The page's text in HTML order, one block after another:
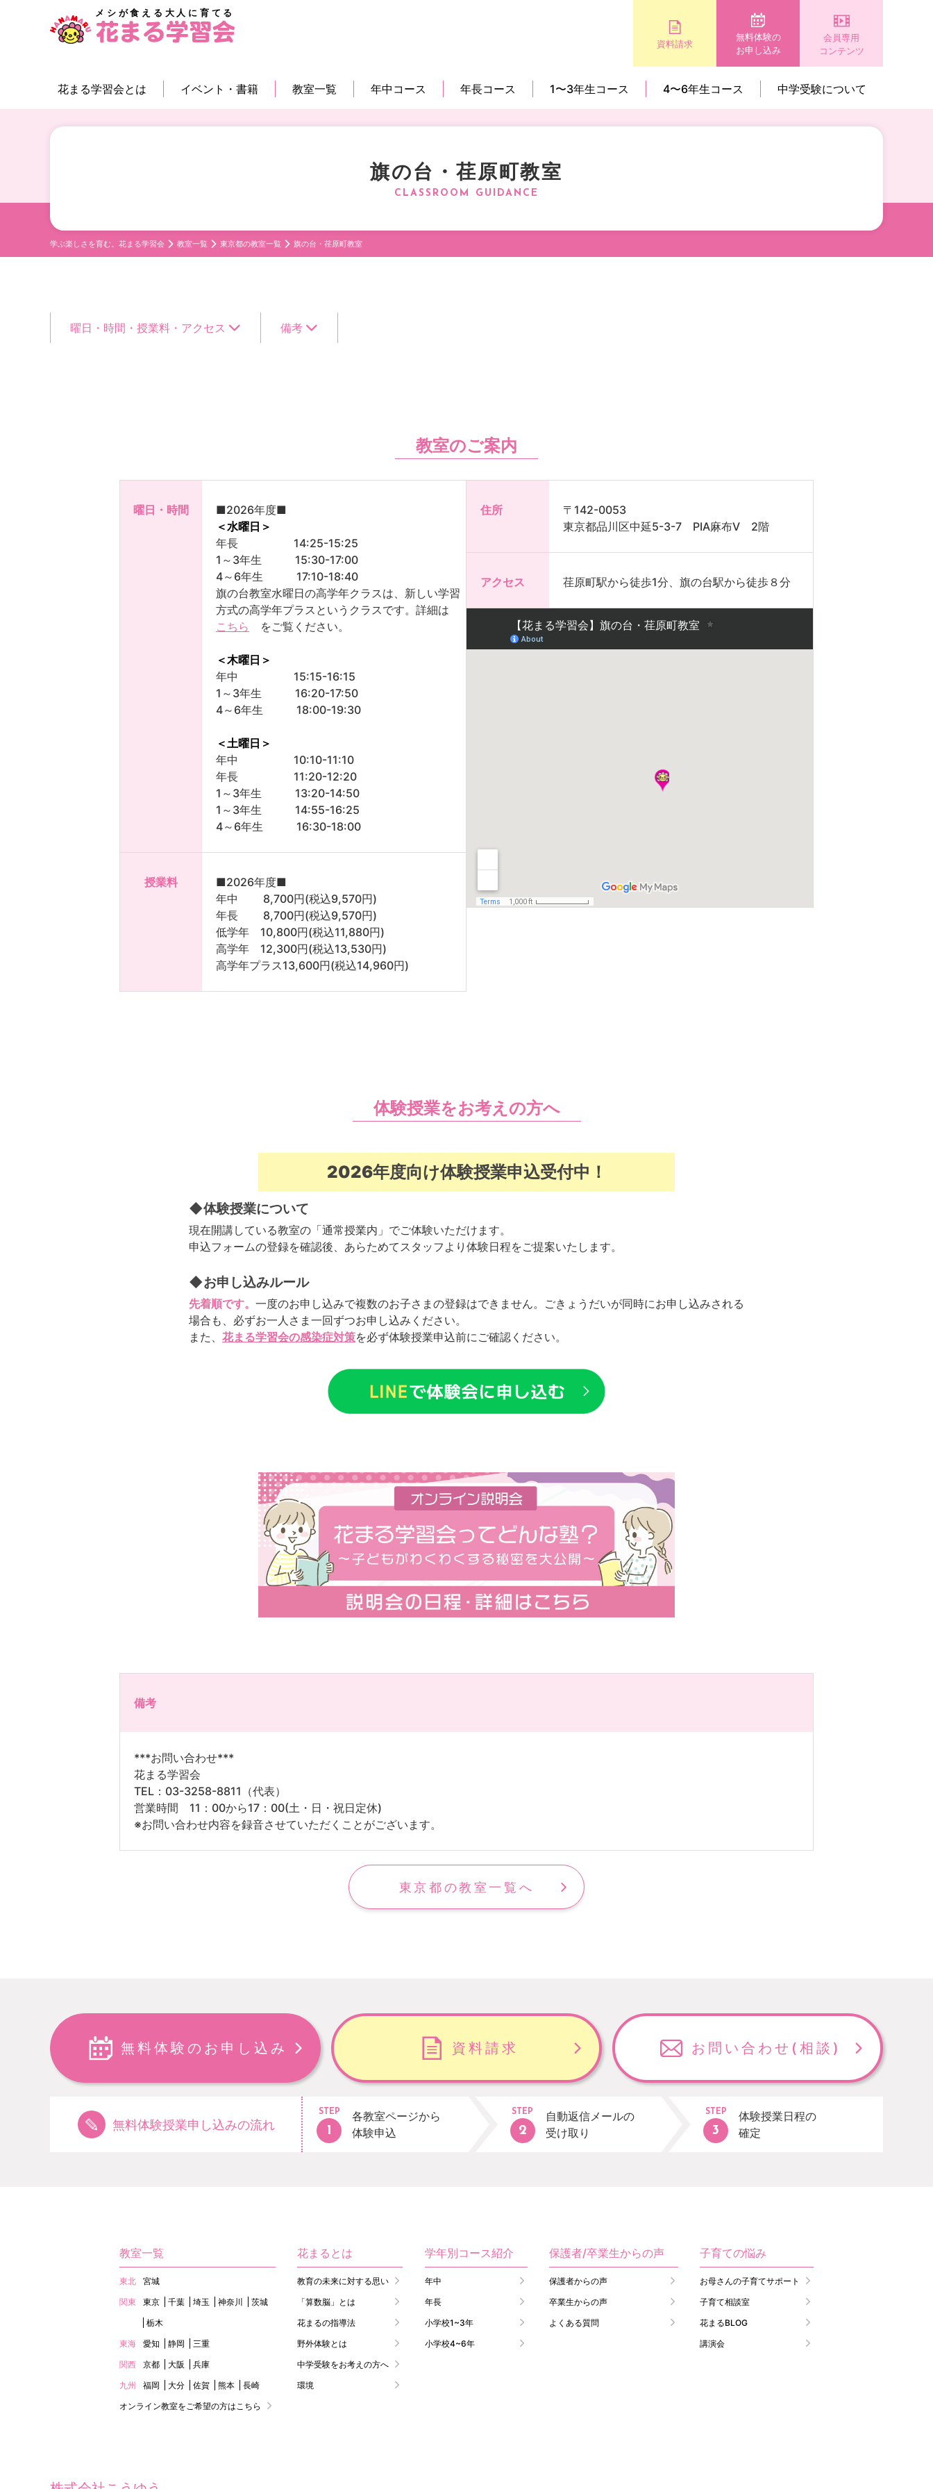
メシが食える大人に育てる
資料請求
無料体験の
お申し込み
会員専用
コンテンツ
花まる学習会とは イベント・書籍 教室一覧 年中コース 年長コース 1〜3年生コース 4〜6年生コース 中学受験について
旗の台・荏原町教室
学ぶ楽しさを育む。花まる学習会 教室一覧 東京都の教室一覧 旗の台・荏原町教室
曜日・時間・授業料・アクセス 備考
教室のご案内
曜日・時間
■2026年度■
＜水曜日＞
年長 14:25-15:25
1～3年生 15:30-17:00
4～6年生 17:10-18:40
旗の台教室水曜日の高学年クラスは、新しい学習
方式の高学年プラスというクラスです。詳細は
こちら をご覧ください。
＜木曜日＞
年中 15:15-16:15
1～3年生 16:20-17:50
4～6年生 18:00-19:30
＜土曜日＞
年中 10:10-11:10
年長 11:20-12:20
1～3年生 13:20-14:50
1～3年生 14:55-16:25
4～6年生 16:30-18:00
授業料
■2026年度■
年中 8,700円(税込9,570円)
年長 8,700円(税込9,570円)
低学年 10,800円(税込11,880円)
高学年 12,300円(税込13,530円)
高学年プラス13,600円(税込14,960円)
住所
〒142-0053
東京都品川区中延5-3-7 PIA麻布V 2階
アクセス 荏原町駅から徒歩1分、旗の台駅から徒歩８分
体験授業をお考えの方へ
2026年度向け体験授業申込受付中！
◆体験授業について
現在開講している教室の「通常授業内」でご体験いただけます。
申込フォームの登録を確認後、あらためてスタッフより体験日程をご提案いたします。
◆お申し込みルール
先着順です。 一度のお申し込みで複数のお子さまの登録はできません。ごきょうだいが同時にお申し込みされる
場合も、必ずお一人さま一回ずつお申し込みください。
また、 花まる学習会の感染症対策を必ず体験授業申込前にご確認ください。
備考
***お問い合わせ***
花まる学習会
TEL：03-3258-8811（代表）
営業時間 11：00から17：00(土・日・祝日定休)
※お問い合わせ内容を録音させていただくことがございます。
東京都の教室一覧へ
無料体験のお申し込み 資料請求 お問い合わせ (相談)
無料体験授業申し込みの流れ
STEP
各教室ページから
体験申込
STEP
自動返信メールの
受け取り
STEP
体験授業日程の
確定
教室一覧
東北
宮城
関東
東京 千葉 埼玉 神奈川
茨城
栃木
東海
愛知 静岡
三重
関西
京都 大阪
兵庫
九州
福岡 大分 佐賀 熊本
長崎
オンライン教室をご希望の方はこちら
花まるとは
教育の未来に対する思い
「算数脳」とは
花まるの指導法
野外体験とは
中学受験をお考えの方へ
環境
学年別コース紹介
年中
年長
小学校1~3年
小学校4~6年
保護者/卒業生からの声
保護者からの声
卒業生からの声
よくある質問
子育ての悩み
お母さんの子育てサポート
子育て相談室
花まるBLOG
講演会